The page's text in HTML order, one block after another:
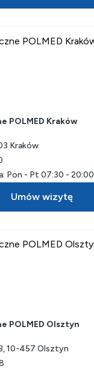
POLMED Kraków
Kraków
Pon - Pt 07:30 - 20:00
Umów wizytę
POLMED Olsztyn
10-457 Olsztyn